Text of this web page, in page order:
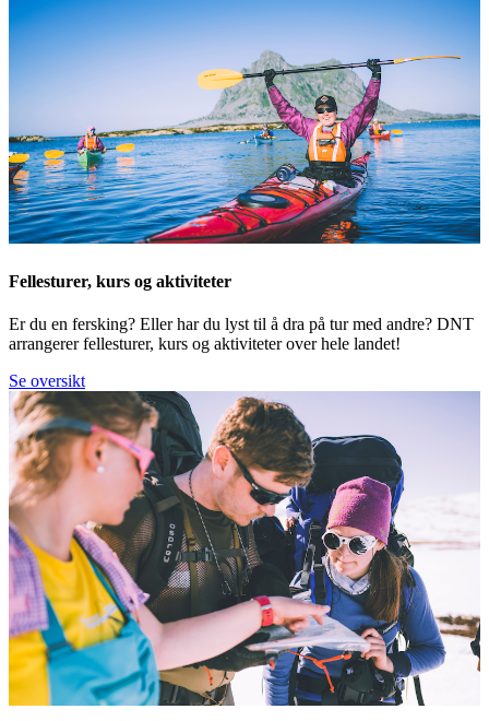
Fellesturer, kurs og aktiviteter
Er du en fersking? Eller har du lyst til å dra på tur med andre? DNT
arrangerer fellesturer, kurs og aktiviteter over hele landet!
Se oversikt